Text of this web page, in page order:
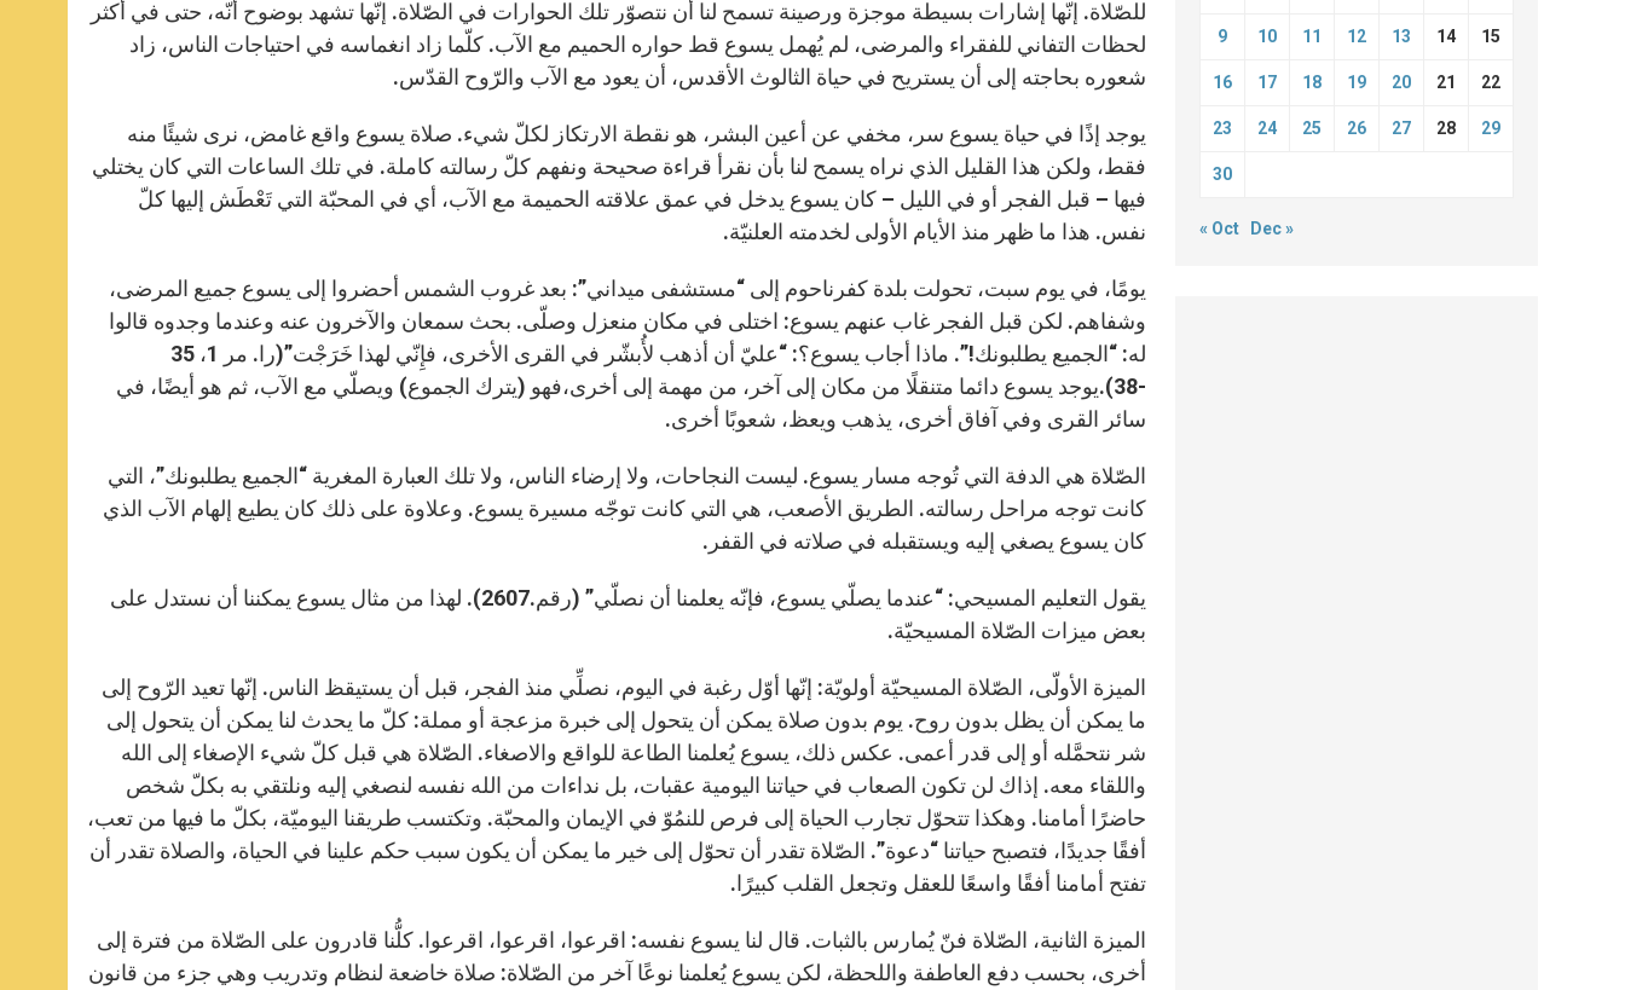
للصّلاة. إنّها إشارات بسيطة موجزة ورصينة تسمح لنا أن نتصوّر تلك الحوارات في الصّلاة. إنّها تشهد بوضوح أنّه، حتى في أكثر
لحظات التفاني للفقراء والمرضى، لم يُهمل يسوع قط حواره الحميم مع الآب. كلّما زاد انغماسه في احتياجات الناس، زاد
شعوره بحاجته إلى أن يستريح في حياة الثالوث الأقدس، أن يعود مع الآب والرّوح القدّس.
يوجد إذًا في حياة يسوع سر، مخفي عن أعين البشر، هو نقطة الارتكاز لكلّ شيء. صلاة يسوع واقع غامض، نرى شيئًا منه
فقط، ولكن هذا القليل الذي نراه يسمح لنا بأن نقرأ قراءة صحيحة ونفهم كلّ رسالته كاملة. في تلك الساعات التي كان يختلي
فيها – قبل الفجر أو في الليل – كان يسوع يدخل في عمق علاقته الحميمة مع الآب، أي في المحبّة التي تَعْطَش إليها كلّ
نفس. هذا ما ظهر منذ الأيام الأولى لخدمته العلنيّة.
يومًا، في يوم سبت، تحولت بلدة كفرناحوم إلى “مستشفى ميداني”: بعد غروب الشمس أحضروا إلى يسوع جميع المرضى،
وشفاهم. لكن قبل الفجر غاب عنهم يسوع: اختلى في مكان منعزل وصلّى. بحث سمعان والآخرون عنه وعندما وجدوه قالوا
له: “الجميع يطلبونك!”. ماذا أجاب يسوع؟: “عليّ أن أذهب لأُبشّر في القرى الأخرى، فإِنّي لهذا خَرَجْت”(را. مر 1، 35
-38).يوجد يسوع دائما متنقلًا من مكان إلى آخر، من مهمة إلى أخرى،فهو (يترك الجموع) ويصلّي مع الآب، ثم هو أيضًا، في
سائر القرى وفي آفاق أخرى، يذهب ويعظ، شعوبًا أخرى.
الصّلاة هي الدفة التي تُوجه مسار يسوع. ليست النجاحات، ولا إرضاء الناس، ولا تلك العبارة المغرية “الجميع يطلبونك”، التي
كانت توجه مراحل رسالته. الطريق الأصعب، هي التي كانت توجّه مسيرة يسوع. وعلاوة على ذلك كان يطيع إلهام الآب الذي
كان يسوع يصغي إليه ويستقبله في صلاته في القفر.
يقول التعليم المسيحي: “عندما يصلّي يسوع، فإنّه يعلمنا أن نصلّي” (رقم.2607). لهذا من مثال يسوع يمكننا أن نستدل على
بعض ميزات الصّلاة المسيحيّة.
الميزة الأولّى، الصّلاة المسيحيّة أولويّة: إنّها أوّل رغبة في اليوم، نصلِّي منذ الفجر، قبل أن يستيقظ الناس. إنّها تعيد الرّوح إلى
ما يمكن أن يظل بدون روح. يوم بدون صلاة يمكن أن يتحول إلى خبرة مزعجة أو مملة: كلّ ما يحدث لنا يمكن أن يتحول إلى
شر نتحمَّله أو إلى قدر أعمى. عكس ذلك، يسوع يُعلمنا الطاعة للواقع والاصغاء. الصّلاة هي قبل كلّ شيء الإصغاء إلى الله
واللقاء معه. إذاك لن تكون الصعاب في حياتنا اليومية عقبات، بل نداءات من الله نفسه لنصغي إليه ونلتقي به بكلّ شخص
حاضرًا أمامنا. وهكذا تتحوّل تجارب الحياة إلى فرص للنمُوّ في الإيمان والمحبّة. وتكتسب طريقنا اليوميّة، بكلّ ما فيها من تعب،
أفقًا جديدًا، فتصبح حياتنا “دعوة”. الصّلاة تقدر أن تحوّل إلى خير ما يمكن أن يكون سبب حكم علينا في الحياة، والصلاة تقدر أن
تفتح أمامنا أفقًا واسعًا للعقل وتجعل القلب كبيرًا.
الميزة الثانية، الصّلاة فنّ يُمارس بالثبات. قال لنا يسوع نفسه: اقرعوا، اقرعوا، اقرعوا. كلُّنا قادرون على الصّلاة من فترة إلى
أخرى، بحسب دفع العاطفة واللحظة، لكن يسوع يُعلمنا نوعًا آخر من الصّلاة: صلاة خاضعة لنظام وتدريب وهي جزء من قانون
9 10 11 12 13 14 15
16 17 18 19 20 21 22
23 24 25 26 27 28 29
30
« Oct Dec »